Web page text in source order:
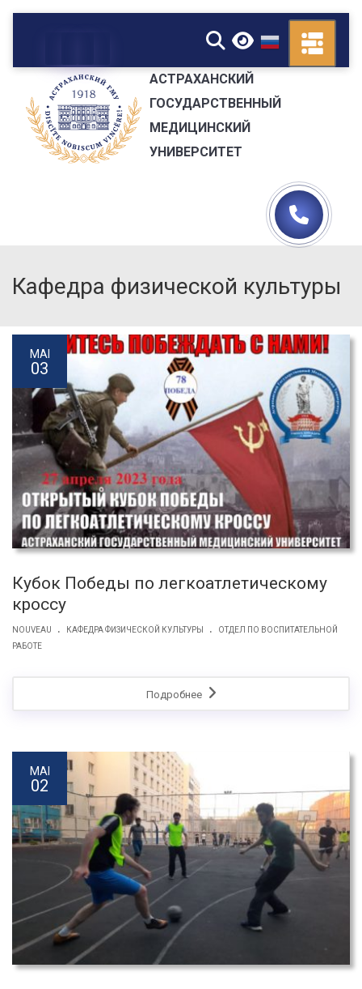
▼
АСТРАХАНСКИЙ
ГОСУДАРСТВЕННЫЙ
МЕДИЦИНСКИЙ
УНИВЕРСИТЕТ
Кафедра физической культуры
MAI
03
Кубок Победы по легкоатлетическому
кроссу
NOUVEAU . КАФЕДРА ФИЗИЧЕСКОЙ КУЛЬТУРЫ .
ОТДЕЛ ПО ВОСПИТАТЕЛЬНОЙ
РАБОТЕ
Подробнее
MAI
02